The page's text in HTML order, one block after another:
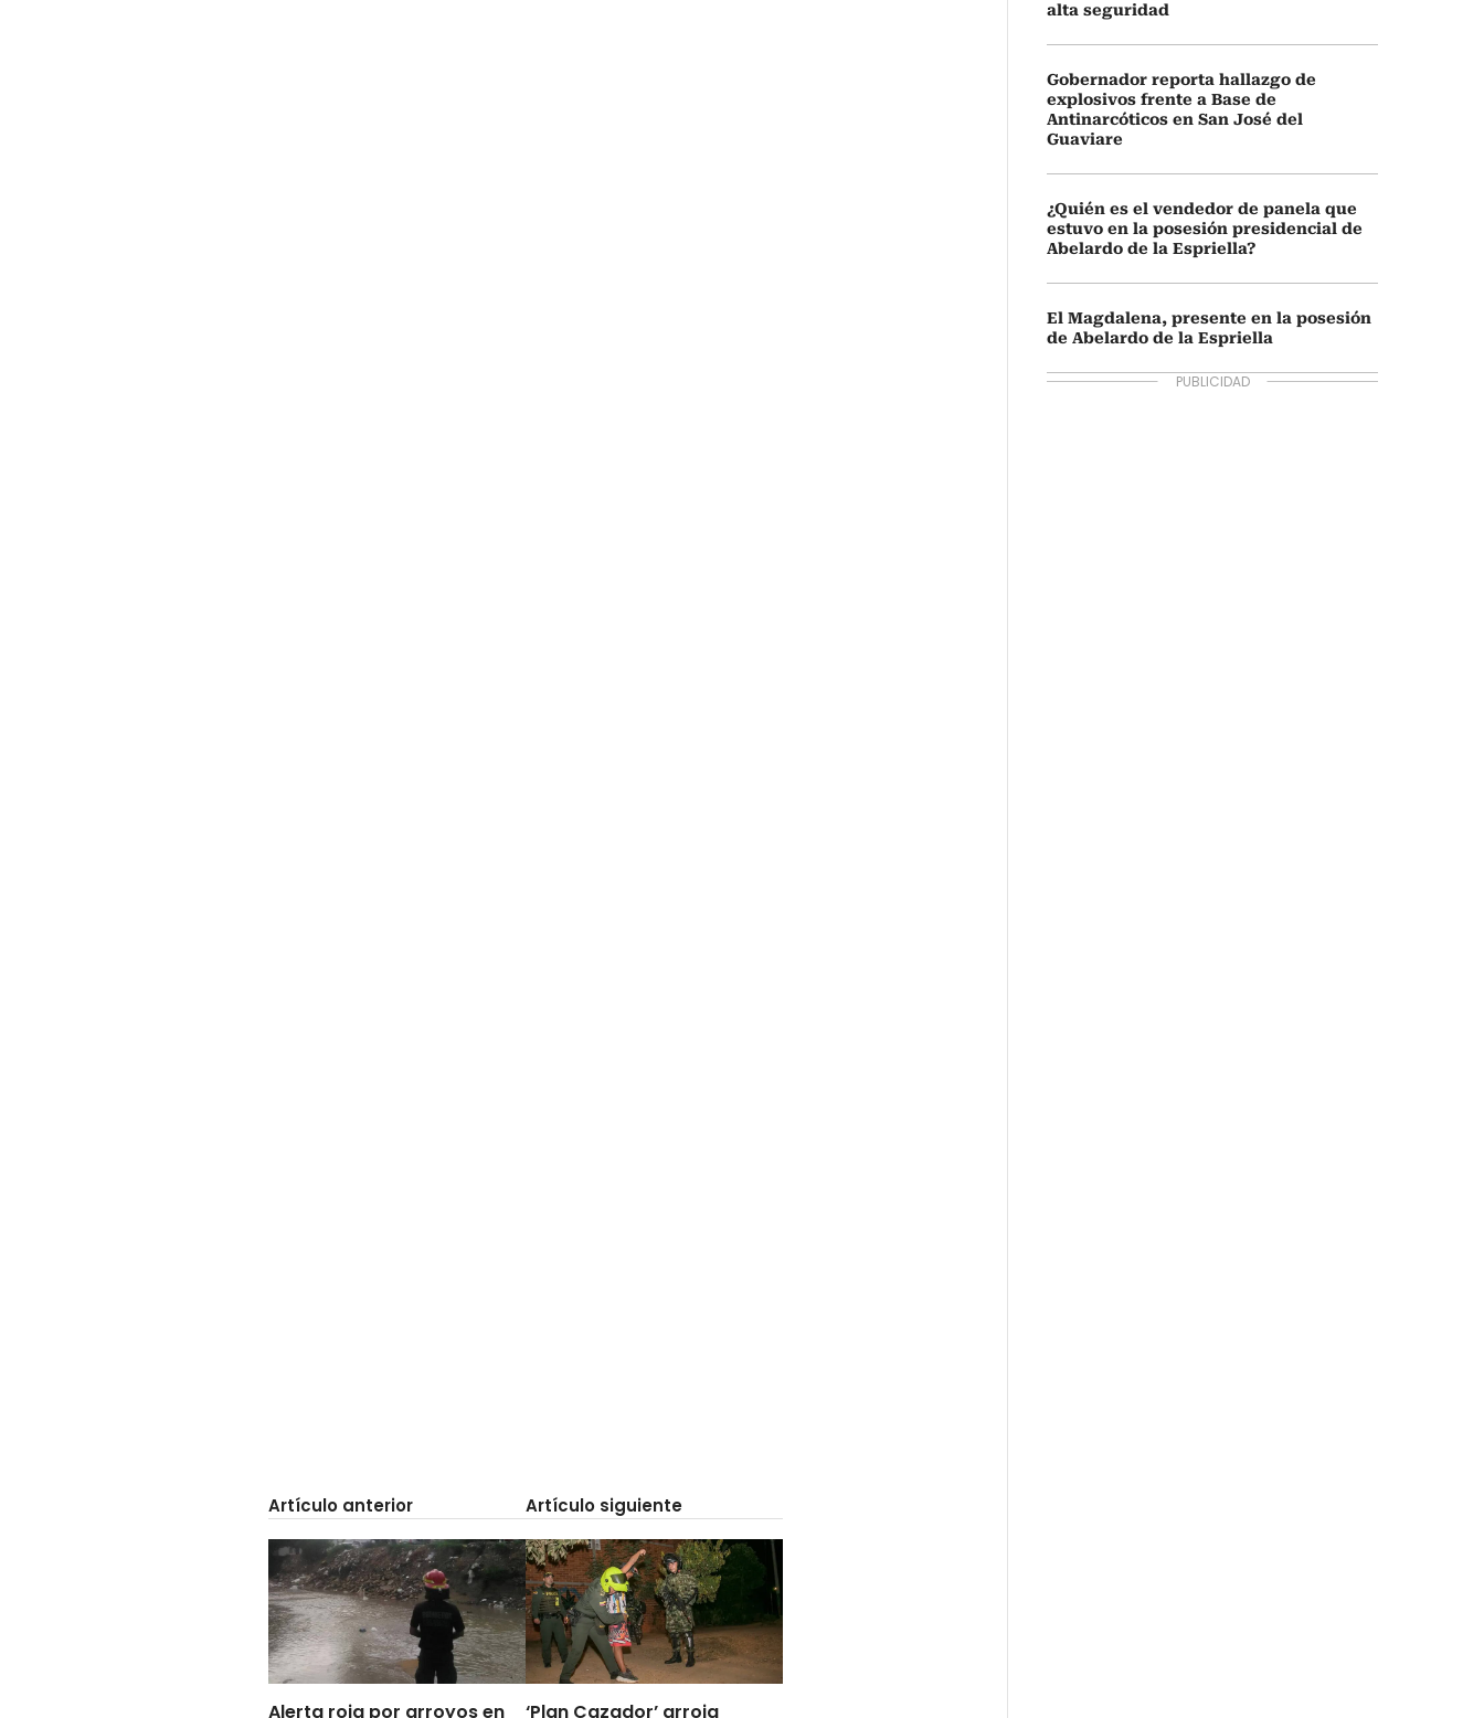
Artículo anterior
Alerta roja por arroyos en
Artículo siguiente
‘Plan Cazador’ arroja
alta seguridad
Gobernador reporta hallazgo de
explosivos frente a Base de
Antinarcóticos en San José del
Guaviare
¿Quién es el vendedor de panela que
estuvo en la posesión presidencial de
Abelardo de la Espriella?
El Magdalena, presente en la posesión
de Abelardo de la Espriella